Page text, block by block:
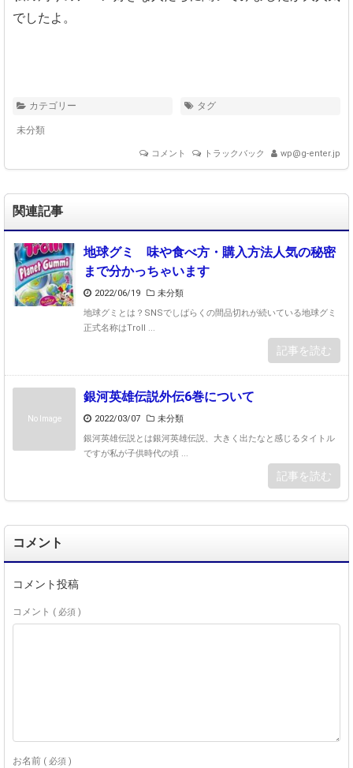
でしたよ。
カテゴリー
未分類
タグ
コメント トラックバック wp@g-enter.jp
関連記事
地球グミ 味や食べ方・購入方法人気の秘密
まで分かっちゃいます
2022/06/19
未分類
地球グミとは？SNSでしばらくの間品切れが続いている地球グミ
正式名称はTroll ...
記事を読む
No Image
銀河英雄伝説外伝6巻について
2022/03/07
未分類
銀河英雄伝説とは銀河英雄伝説、大きく出たなと感じるタイトル
ですが私が子供時代の頃 ...
記事を読む
コメント
コメント投稿
コメント ( 必須 )
お名前 ( 必須 )